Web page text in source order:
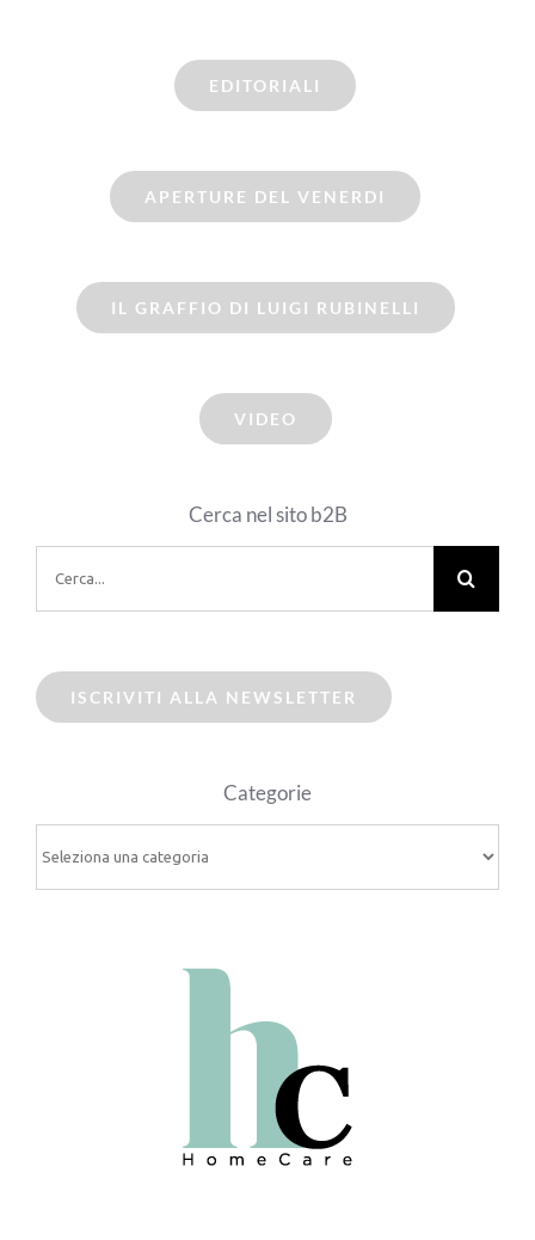
EDITORIALI
APERTURE DEL VENERDI
IL GRAFFIO DI LUIGI RUBINELLI
VIDEO
Cerca nel sito b2B
per:
ISCRIVITI ALLA NEWSLETTER
Categorie